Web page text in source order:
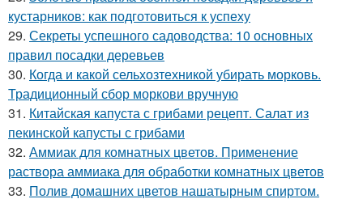
кустарников: как подготовиться к успеху
29. Секреты успешного садоводства: 10 основных
правил посадки деревьев
30. Когда и какой сельхозтехникой убирать морковь.
Традиционный сбор моркови вручную
31. Китайская капуста с грибами рецепт. Салат из
пекинской капусты с грибами
32. Аммиак для комнатных цветов. Применение
раствора аммиака для обработки комнатных цветов
33. Полив домашних цветов нашатырным спиртом.